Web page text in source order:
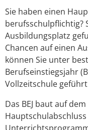
Sie haben einen
berufsschulpflichtig?
Ausbildungsplatz
Chancen auf einen
können Sie unter
Berufseinstiegsjahr
Vollzeitschule
Das BEJ baut auf